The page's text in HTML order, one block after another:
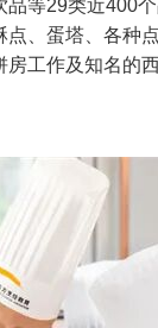
等29类近400
、蛋塔、各种
工作及知名的